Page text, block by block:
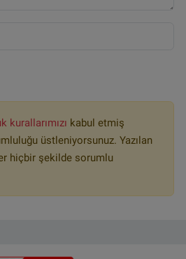
kurallarımızı kabul etmiş
üstleniyorsunuz. Yazılan
hiçbir şekilde sorumlu